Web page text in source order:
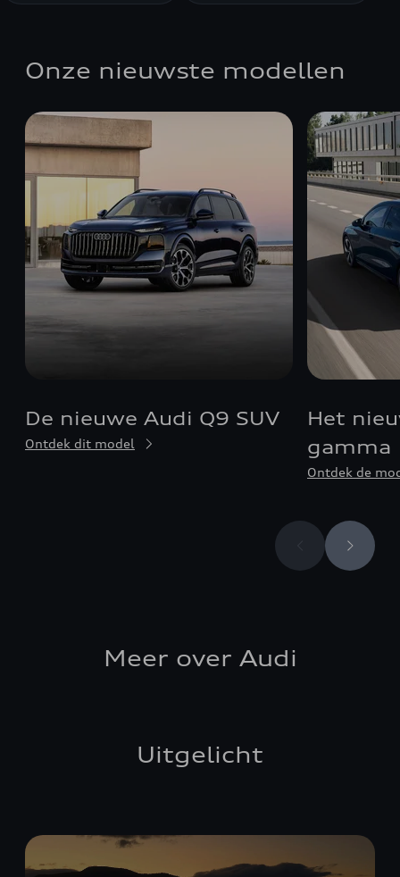
Onze nieuwste modellen
De nieuwe Audi Q9 SUV
Ontdek dit model
Het
gamma
Ontdek de
Meer over Audi
Uitgelicht